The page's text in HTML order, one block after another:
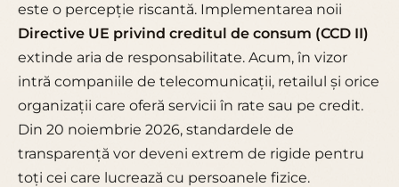
este o percepție riscantă. Implementarea noii
Directive UE privind creditul de consum (CCD II)
extinde aria de responsabilitate. Acum, în vizor
intră companiile de telecomunicații, retailul și orice
organizații care oferă servicii în rate sau pe credit.
Din 20 noiembrie 2026, standardele de
transparență vor deveni extrem de rigide pentru
toți cei care lucrează cu persoanele fizice.